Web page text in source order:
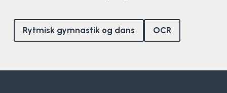
Rytmisk gymnastik og dans OCR
Styrketræning